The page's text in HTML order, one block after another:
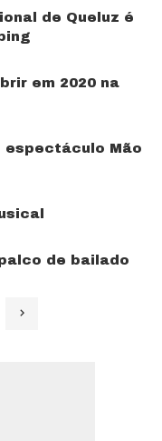
de Queluz é
em 2020 na
espectáculo Mão
de bailado